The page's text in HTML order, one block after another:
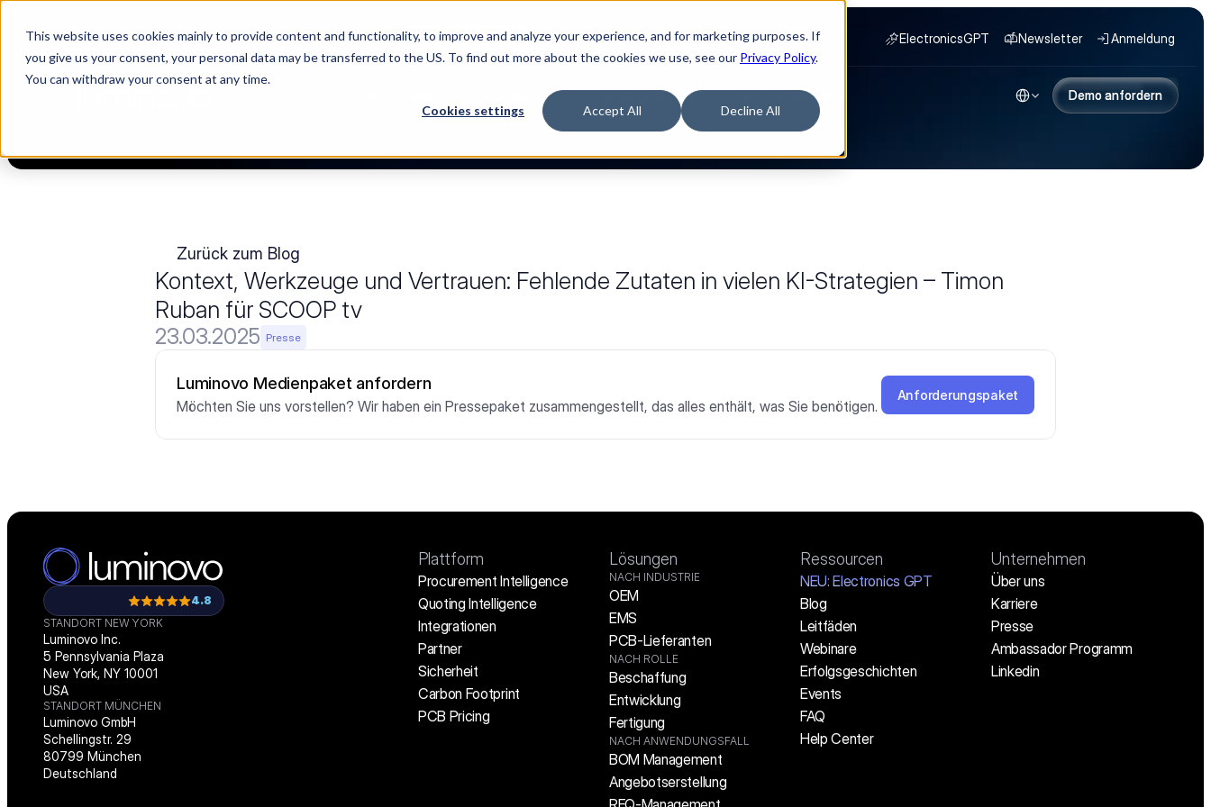
This website uses cookies mainly to provide content and functionality, to improve and analyze your experience, and for marketing purposes. If
you give us your consent, your personal data may be transferred to the US. To find out more about the cookies we use, see our Privacy Policy.
You can withdraw your consent at any time.
Cookies settings Accept All Decline All
[Live] Lieferantenmanagement in Luminovo | „The Buyerette“ 🌹 Jetzt Film ansehen ElectronicsGPT Newsletter Anmeldung
LÖSUNGEN RESSOURCEN UNTERNEHMEN
Select Language
Demo anfordern
Demo anfordern
Zurück zum Blog
Kontext, Werkzeuge und Vertrauen: Fehlende Zutaten in vielen KI-Strategien – Timon
Ruban für SCOOP tv
23.03.2025 Presse
Luminovo Medienpaket anfordern
Möchten Sie uns vorstellen? Wir haben ein Pressepaket zusammengestellt, das alles enthält, was Sie benötigen.
Anforderungspaket
4.8
STANDORT NEW YORK
Luminovo Inc.
5 Pennsylvania Plaza
New York, NY 10001
USA
STANDORT MÜNCHEN
Luminovo GmbH
Schellingstr. 29
80799 München
Deutschland
Plattform
Procurement Intelligence
Quoting Intelligence
Integrationen
Partner
Sicherheit
Carbon Footprint
PCB Pricing
Lösungen
NACH INDUSTRIE
OEM
EMS
PCB-Lieferanten
NACH ROLLE
Beschaffung
Entwicklung
Fertigung
NACH ANWENDUNGSFALL
BOM Management
Angebotserstellung
Ressourcen
NEU: Electronics GPT
Blog
Leitfäden
Webinare
Erfolgsgeschichten
Events
FAQ
Help Center
Unternehmen
Über uns
Karriere
Presse
Ambassador Programm
Linkedin